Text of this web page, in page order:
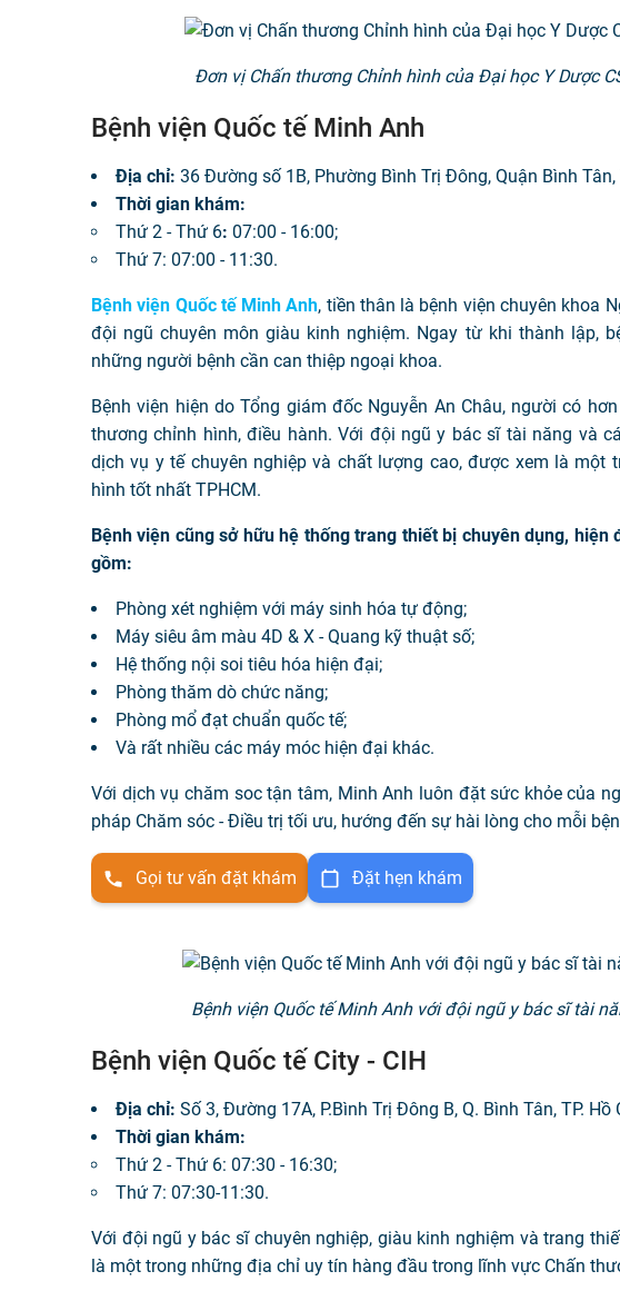
Đơn vị Chấn thương Chỉnh hình của Đại học Y Dược
Bệnh viện Quốc tế Minh Anh
Địa chỉ: 36 Đường số 1B, Phường Bình Trị Đông, Quận Bình Tân,
Thời gian khám:
Thứ 2 - Thứ 6: 07:00 - 16:00;
Thứ 7: 07:00 - 11:30.
Bệnh viện Quốc tế Minh Anh, tiền thân là bệnh viện chuyên khoa
đội ngũ chuyên môn giàu kinh nghiệm. Ngay từ khi thành lập,
những người bệnh cần can thiệp ngoại khoa.
Bệnh viện hiện do Tổng giám đốc Nguyễn An Châu, người có
thương chỉnh hình, điều hành. Với đội ngũ y bác sĩ tài năng và
dịch vụ y tế chuyên nghiệp và chất lượng cao, được xem là một
hình tốt nhất TPHCM.
Bệnh viện cũng sở hữu hệ thống trang thiết bị chuyên dụng,
gồm:
Phòng xét nghiệm với máy sinh hóa tự động;
Máy siêu âm màu 4D & X - Quang kỹ thuật số;
Hệ thống nội soi tiêu hóa hiện đại;
Phòng thăm dò chức năng;
Phòng mổ đạt chuẩn quốc tế;
Và rất nhiều các máy móc hiện đại khác.
Với dịch vụ chăm soc tận tâm, Minh Anh luôn đặt sức khỏe của
pháp Chăm sóc - Điều trị tối ưu, hướng đến sự hài lòng cho mỗi
Gọi tư vấn đặt khám Đặt hẹn khám
Bệnh viện Quốc tế Minh Anh với đội ngũ y bác sĩ tài
Bệnh viện Quốc tế City - CIH
Địa chỉ: Số 3, Đường 17A, P.Bình Trị Đông B, Q. Bình Tân, TP. Hồ
Thời gian khám:
Thứ 2 - Thứ 6: 07:30 - 16:30;
Thứ 7: 07:30-11:30.
Với đội ngũ y bác sĩ chuyên nghiệp, giàu kinh nghiệm và trang
là một trong những địa chỉ uy tín hàng đầu trong lĩnh vực Chấn